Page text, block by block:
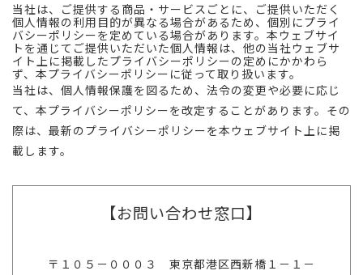
当社は、ご提供する商品・サービスごとに、ご提供いただく
個人情報の利用目的が異なる場合があるため、個別にプライ
バシーポリシーを定めている場合があります。本ウェブサイ
トを通じてご提供いただいた個人情報は、他の当社ウェブサ
イト上に掲載したプライバシーポリシーの定めにかかわら
ず、本プライバシーポリシーに従って取り扱います。
当社は、個人情報保護を図るため、法令の変更や必要に応じ
て、本プライバシーポリシーを改定することがあります。その
際は、最新のプライバシーポリシーを本ウェブサイト上に掲
載します。
【お問い合わせ窓口】
〒１０５－０００３ 東京都港区西新橋１－１－